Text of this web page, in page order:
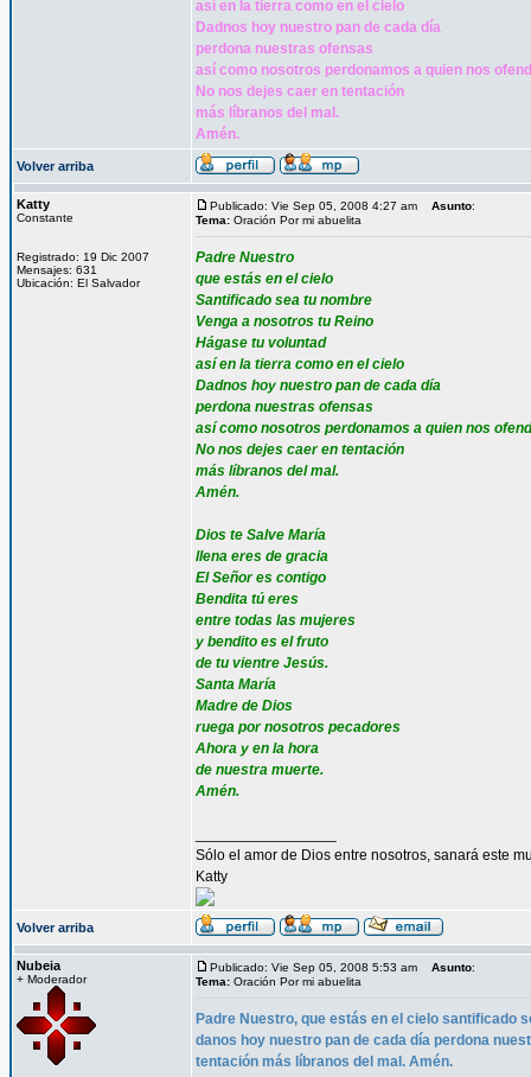
así en la tierra como en el cielo
Dadnos hoy nuestro pan de cada día
perdona nuestras ofensas
así como nosotros perdonamos a quien nos
No nos dejes caer en tentación
más líbranos del mal.
Amén.
Volver arriba
Katty
Constante
Registrado: 19 Dic 2007
Mensajes: 631
Ubicación: El Salvador
Publicado: Vie Sep 05, 2008 4:27 am Asunto:
Tema: Oración Por mi abuelita
Padre Nuestro
que estás en el cielo
Santificado sea tu nombre
Venga a nosotros tu Reino
Hágase tu voluntad
así en la tierra como en el cielo
Dadnos hoy nuestro pan de cada día
perdona nuestras ofensas
así como nosotros perdonamos a quien nos
No nos dejes caer en tentación
más líbranos del mal.
Amén.
Dios te Salve María
llena eres de gracia
El Señor es contigo
Bendita tú eres
entre todas las mujeres
y bendito es el fruto
de tu vientre Jesús.
Santa María
Madre de Dios
ruega por nosotros pecadores
Ahora y en la hora
de nuestra muerte.
Amén.
Sólo el amor de Dios entre nosotros, sanará este
Katty
Volver arriba
Nubeia
+ Moderador
Publicado: Vie Sep 05, 2008 5:53 am Asunto:
Tema: Oración Por mi abuelita
Padre Nuestro, que estás en el cielo santificado
danos hoy nuestro pan de cada día perdona
tentación más líbranos del mal. Amén.